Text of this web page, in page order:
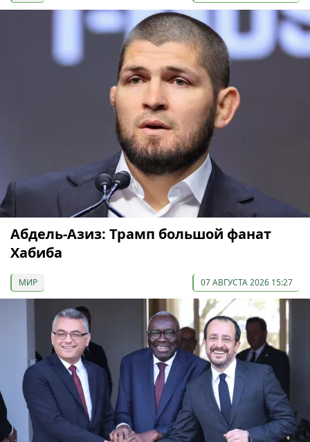
Абдель-Азиз: Трамп большой фанат
Хабиба
МИР 07 АВГУСТА 2026 15:27